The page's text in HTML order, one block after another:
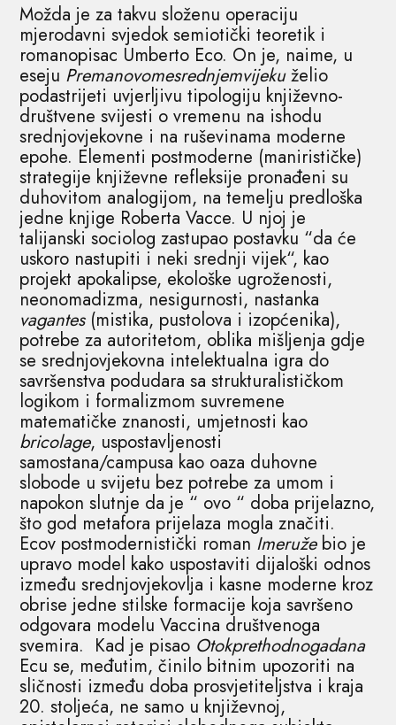
Možda je za takvu složenu operaciju
mjerodavni svjedok semiotički teoretik i
romanopisac Umberto Eco. On je, naime, u
eseju Premanovomesrednjemvijekuželio
podastrijeti uvjerljivu tipologiju književno-
društvene svijesti o vremenu na ishodu
srednjovjekovne i na ruševinama moderne
epohe. Elementi postmoderne (manirističke)
strategije književne refleksije pronađeni su
duhovitom analogijom, na temelju predloška
jedne knjige Roberta Vacce. U njoj je
talijanski sociolog zastupao postavku “da će
uskoro nastupiti i neki srednji vijek“, kao
projekt apokalipse, ekološke ugroženosti,
neonomadizma, nesigurnosti, nastanka
vagantes(mistika, pustolova i izopćenika),
potrebe za autoritetom, oblika mišljenja gdje
se srednjovjekovna intelektualna igra do
savršenstva podudara sa strukturalističkom
logikom i formalizmom suvremene
matematičke znanosti, umjetnosti kao
bricolage, uspostavljenosti
samostana/campusa kao oaza duhovne
slobode u svijetu bez potrebe za umom i
napokon slutnje da je “ ovo “ doba prijelazno,
što god metafora prijelaza mogla značiti.
Ecov postmodernistički roman Imeružebio je
upravo model kako uspostaviti dijaloški odnos
između srednjovjekovlja i kasne moderne kroz
obrise jedne stilske formacije koja savršeno
odgovara modelu Vaccina društvenoga
svemira. Kad je pisao Otokprethodnogadana
Ecu se, međutim, činilo bitnim upozoriti na
sličnosti između doba prosvjetiteljstva i kraja
20. stoljeća, ne samo u književnoj,